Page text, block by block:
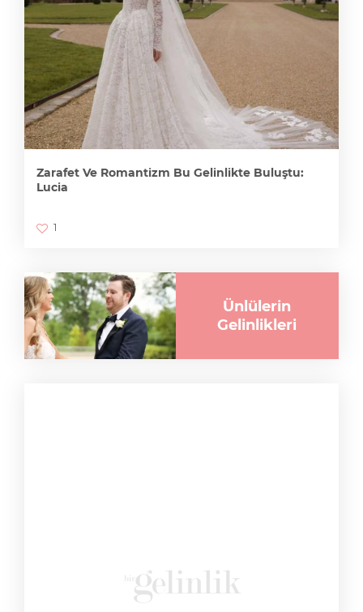
Zarafet Ve Romantizm Bu Gelinlikte Buluştu:
Lucia
1
Ünlülerin
Gelinlikleri